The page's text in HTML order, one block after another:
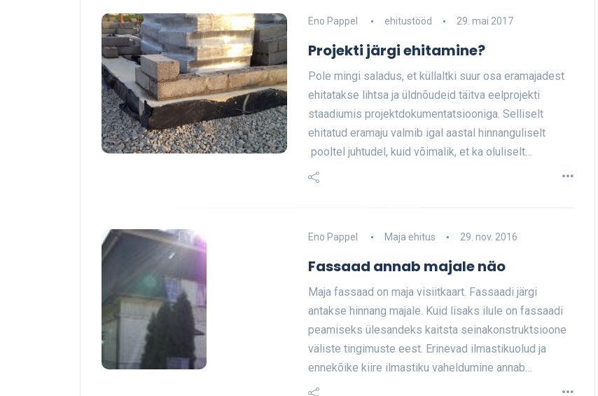
Eno Pappel ehitustööd 29. mai 2017
Projekti järgi ehitamine?
Pole mingi saladus, et küllaltki suur osa eramajadest
ehitatakse lihtsa ja üldnõudeid täitva eelprojekti
staadiumis projektdokumentatsiooniga. Selliselt
ehitatud eramaju valmib igal aastal hinnanguliselt
pooltel juhtudel, kuid võimalik, et ka oluliselt…
Eno Pappel Maja ehitus 29. nov. 2016
Fassaad annab majale näo
Maja fassaad on maja visiitkaart. Fassaadi järgi
antakse hinnang majale. Kuid lisaks ilule on fassaadi
peamiseks ülesandeks kaitsta seinakonstruktsioone
väliste tingimuste eest. Erinevad ilmastikuolud ja
ennekõike kiire ilmastiku vaheldumine annab…